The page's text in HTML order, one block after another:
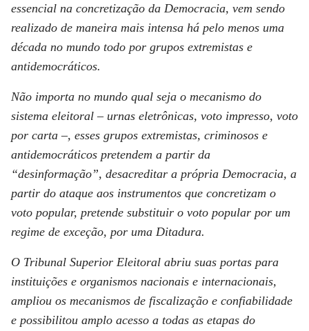
essencial na concretização da Democracia, vem sendo
realizado de maneira mais intensa há pelo menos uma
década no mundo todo por grupos extremistas e
antidemocráticos.
Não importa no mundo qual seja o mecanismo do
sistema eleitoral – urnas eletrônicas, voto impresso, voto
por carta –, esses grupos extremistas, criminosos e
antidemocráticos pretendem a partir da
“desinformação”, desacreditar a própria Democracia, a
partir do ataque aos instrumentos que concretizam o
voto popular, pretende substituir o voto popular por um
regime de exceção, por uma Ditadura.
O Tribunal Superior Eleitoral abriu suas portas para
instituições e organismos nacionais e internacionais,
ampliou os mecanismos de fiscalização e confiabilidade
e possibilitou amplo acesso a todas as etapas do